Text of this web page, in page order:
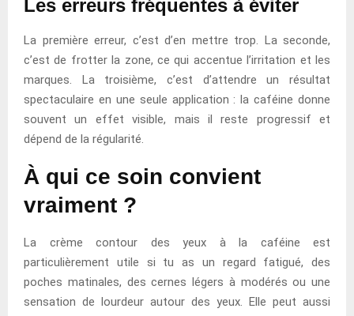
Les erreurs fréquentes à éviter
La première erreur, c’est d’en mettre trop. La seconde,
c’est de frotter la zone, ce qui accentue l’irritation et les
marques. La troisième, c’est d’attendre un résultat
spectaculaire en une seule application : la caféine donne
souvent un effet visible, mais il reste progressif et
dépend de la régularité.
À qui ce soin convient
vraiment ?
La crème contour des yeux à la caféine est
particulièrement utile si tu as un regard fatigué, des
poches matinales, des cernes légers à modérés ou une
sensation de lourdeur autour des yeux. Elle peut aussi